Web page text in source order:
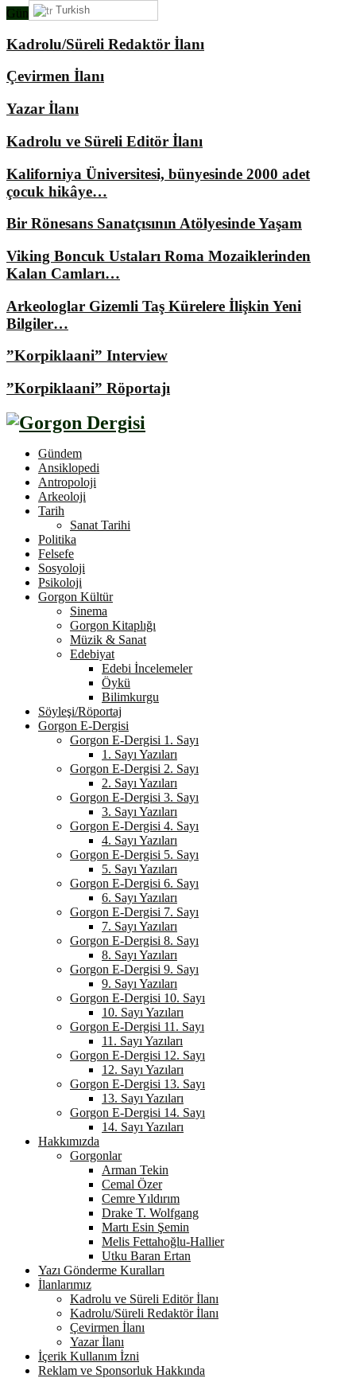
Gündemimizde Ne Var?
Kadrolu/Süreli Redaktör İlanı
Çevirmen İlanı
Yazar İlanı
Kadrolu ve Süreli Editör İlanı
Kaliforniya Üniversitesi, bünyesinde 2000 adet
çocuk hikâye…
Bir Rönesans Sanatçısının Atölyesinde Yaşam
Viking Boncuk Ustaları Roma Mozaiklerinden
Kalan Camları…
Arkeologlar Gizemli Taş Kürelere İlişkin Yeni
Bilgiler…
”Korpiklaani” Interview
”Korpiklaani” Röportajı
Gündem
Ansiklopedi
Antropoloji
Arkeoloji
Tarih
Sanat Tarihi
Politika
Felsefe
Sosyoloji
Psikoloji
Gorgon Kültür
Sinema
Gorgon Kitaplığı
Müzik & Sanat
Edebiyat
Edebi İncelemeler
Öykü
Bilimkurgu
Söyleşi/Röportaj
Gorgon E-Dergisi
Gorgon E-Dergisi 1. Sayı
1. Sayı Yazıları
Gorgon E-Dergisi 2. Sayı
2. Sayı Yazıları
Gorgon E-Dergisi 3. Sayı
3. Sayı Yazıları
Gorgon E-Dergisi 4. Sayı
4. Sayı Yazıları
Gorgon E-Dergisi 5. Sayı
5. Sayı Yazıları
Gorgon E-Dergisi 6. Sayı
6. Sayı Yazıları
Gorgon E-Dergisi 7. Sayı
7. Sayı Yazıları
Gorgon E-Dergisi 8. Sayı
8. Sayı Yazıları
Gorgon E-Dergisi 9. Sayı
9. Sayı Yazıları
Gorgon E-Dergisi 10. Sayı
10. Sayı Yazıları
Gorgon E-Dergisi 11. Sayı
11. Sayı Yazıları
Gorgon E-Dergisi 12. Sayı
12. Sayı Yazıları
Gorgon E-Dergisi 13. Sayı
13. Sayı Yazıları
Gorgon E-Dergisi 14. Sayı
14. Sayı Yazıları
Hakkımızda
Gorgonlar
Arman Tekin
Cemal Özer
Cemre Yıldırım
Drake T. Wolfgang
Martı Esin Şemin
Melis Fettahoğlu-Hallier
Utku Baran Ertan
Yazı Gönderme Kuralları
İlanlarımız
Kadrolu ve Süreli Editör İlanı
Kadrolu/Süreli Redaktör İlanı
Çevirmen İlanı
Yazar İlanı
İçerik Kullanım İzni
Reklam ve Sponsorluk Hakkında
Turkish